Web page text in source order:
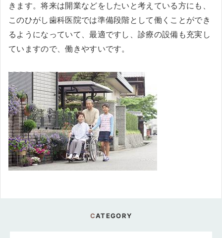
きます。将来は開業などをしたいと考えている方にも、
このひがし歯科医院では準備段階として働くことができ
るようになっていて、最適ですし、診療の設備も充実し
ていますので、働きやすいです。
CATEGORY